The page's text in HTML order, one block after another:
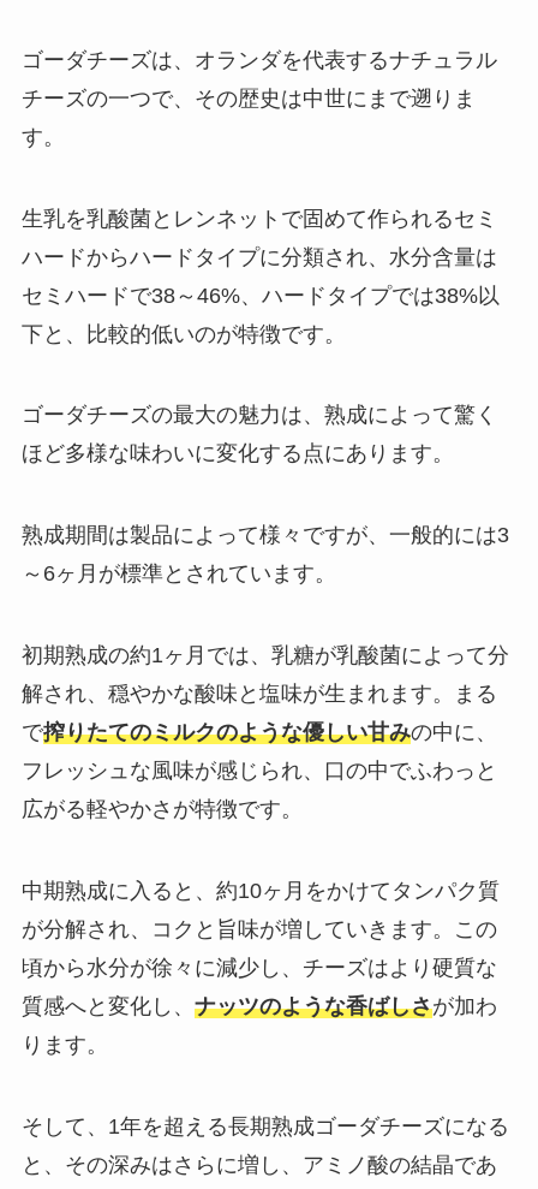
ゴーダチーズは、オランダを代表するナチュラル
チーズの一つで、その歴史は中世にまで遡りま
す。
生乳を乳酸菌とレンネットで固めて作られるセミ
ハードからハードタイプに分類され、水分含量は
セミハードで38～46%、ハードタイプでは38%以
下と、比較的低いのが特徴です。
ゴーダチーズの最大の魅力は、熟成によって驚く
ほど多様な味わいに変化する点にあります。
熟成期間は製品によって様々ですが、一般的には3
～6ヶ月が標準とされています。
初期熟成の約1ヶ月では、乳糖が乳酸菌によって分
解され、穏やかな酸味と塩味が生まれます。まる
で搾りたてのミルクのような優しい甘みの中に、
フレッシュな風味が感じられ、口の中でふわっと
広がる軽やかさが特徴です。
中期熟成に入ると、約10ヶ月をかけてタンパク質
が分解され、コクと旨味が増していきます。この
頃から水分が徐々に減少し、チーズはより硬質な
質感へと変化し、 ナッツのような香ばしさが加わ
ります。
そして、1年を超える長期熟成ゴーダチーズになる
と、その深みはさらに増し、アミノ酸の結晶であ